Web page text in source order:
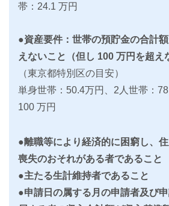
帯：24.1 万円
●資産要件：世帯の預貯金の合計
えないこと（但し 100 万円を超え
（東京都特別区の目安）
単身世帯：50.4万円、2人世帯：78
100 万円
●離職等により経済的に困窮し、
喪失のおそれがある者であること
●主たる生計維持者であること
●申請日の属する月の申請者及び